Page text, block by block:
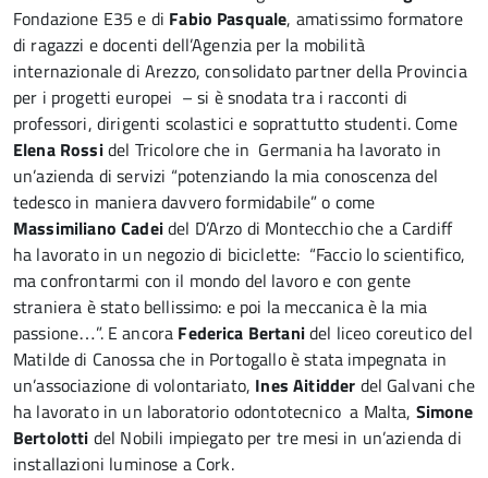
Fondazione E35 e di Fabio Pasquale, amatissimo formatore
di ragazzi e docenti dell’Agenzia per la mobilità
internazionale di Arezzo, consolidato partner della Provincia
per i progetti europei – si è snodata tra i racconti di
professori, dirigenti scolastici e soprattutto studenti. Come
Elena Rossidel Tricolore che in Germania ha lavorato in
un’azienda di servizi “potenziando la mia conoscenza del
tedesco in maniera davvero formidabile” o come
Massimiliano Cadeidel D’Arzo di Montecchio che a Cardiff
ha lavorato in un negozio di biciclette: “Faccio lo scientifico,
ma confrontarmi con il mondo del lavoro e con gente
straniera è stato bellissimo: e poi la meccanica è la mia
passione…”. E ancora Federica Bertanidel liceo coreutico del
Matilde di Canossa che in Portogallo è stata impegnata in
un’associazione di volontariato, Ines Aitidder del Galvani che
ha lavorato in un laboratorio odontotecnico a Malta, Simone
Bertolotti del Nobili impiegato per tre mesi in un’azienda di
installazioni luminose a Cork.